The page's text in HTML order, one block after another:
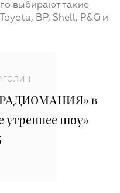
выбирают такие
BP, Shell, P&G и
в
утреннее шоу»